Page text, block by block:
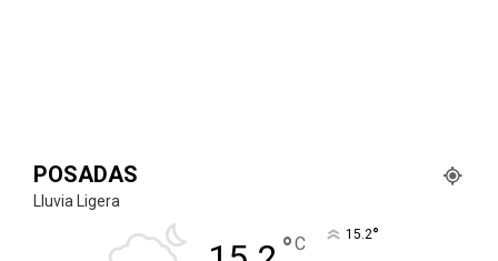
POSADAS
Lluvia Ligera
°C 15.2°